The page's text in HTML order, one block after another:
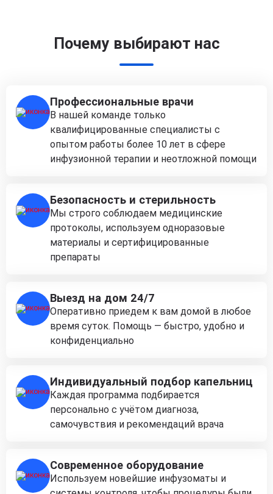
Почему выбирают нас
Профессиональные врачи
В нашей команде только
квалифицированные специалисты с
опытом работы более 10 лет в сфере
инфузионной терапии и неотложной помощи
Безопасность и стерильность
Мы строго соблюдаем медицинские
протоколы, используем одноразовые
материалы и сертифицированные
препараты
Выезд на дом 24/7
Оперативно приедем к вам домой в любое
время суток. Помощь — быстро, удобно и
конфиденциально
Индивидуальный подбор капельниц
Каждая программа подбирается
персонально с учётом диагноза,
самочувствия и рекомендаций врача
Современное оборудование
Используем новейшие инфузоматы и